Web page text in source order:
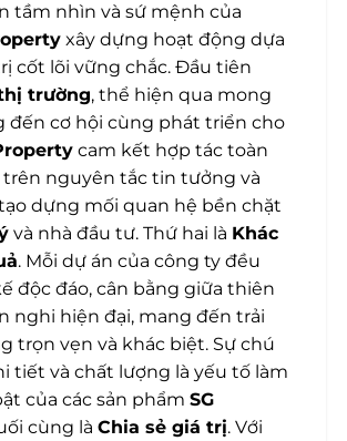
tầm nhìn và sứ mệnh của
xây dựng hoạt động dựa
cốt lõi vững chắc. Đầu tiên
trường, thể hiện qua mong
đến cơ hội cùng phát triển cho
cam kết hợp tác toàn
trên nguyên tắc tin tưởng và
dựng mối quan hệ bền chặt
và nhà đầu tư. Thứ hai là Khác
. Mỗi dự án của công ty đều
độc đáo, cân bằng giữa thiên
nghi hiện đại, mang đến trải
trọn vẹn và khác biệt. Sự chú
tiết và chất lượng là yếu tố làm
của các sản phẩmSG
cùng làChia sẻ giá trị. Với